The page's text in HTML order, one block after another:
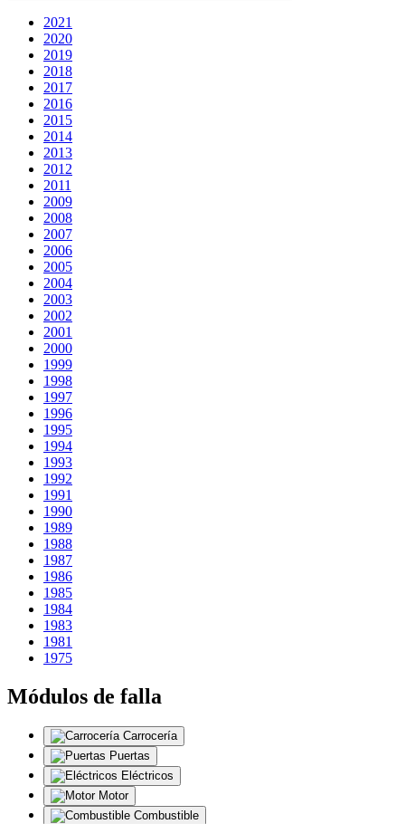
2021
2020
2019
2018
2017
2016
2015
2014
2013
2012
2011
2009
2008
2007
2006
2005
2004
2003
2002
2001
2000
1999
1998
1997
1996
1995
1994
1993
1992
1991
1990
1989
1988
1987
1986
1985
1984
1983
1981
1975
Módulos de falla
Carrocería
Puertas
Eléctricos
Motor
Combustible